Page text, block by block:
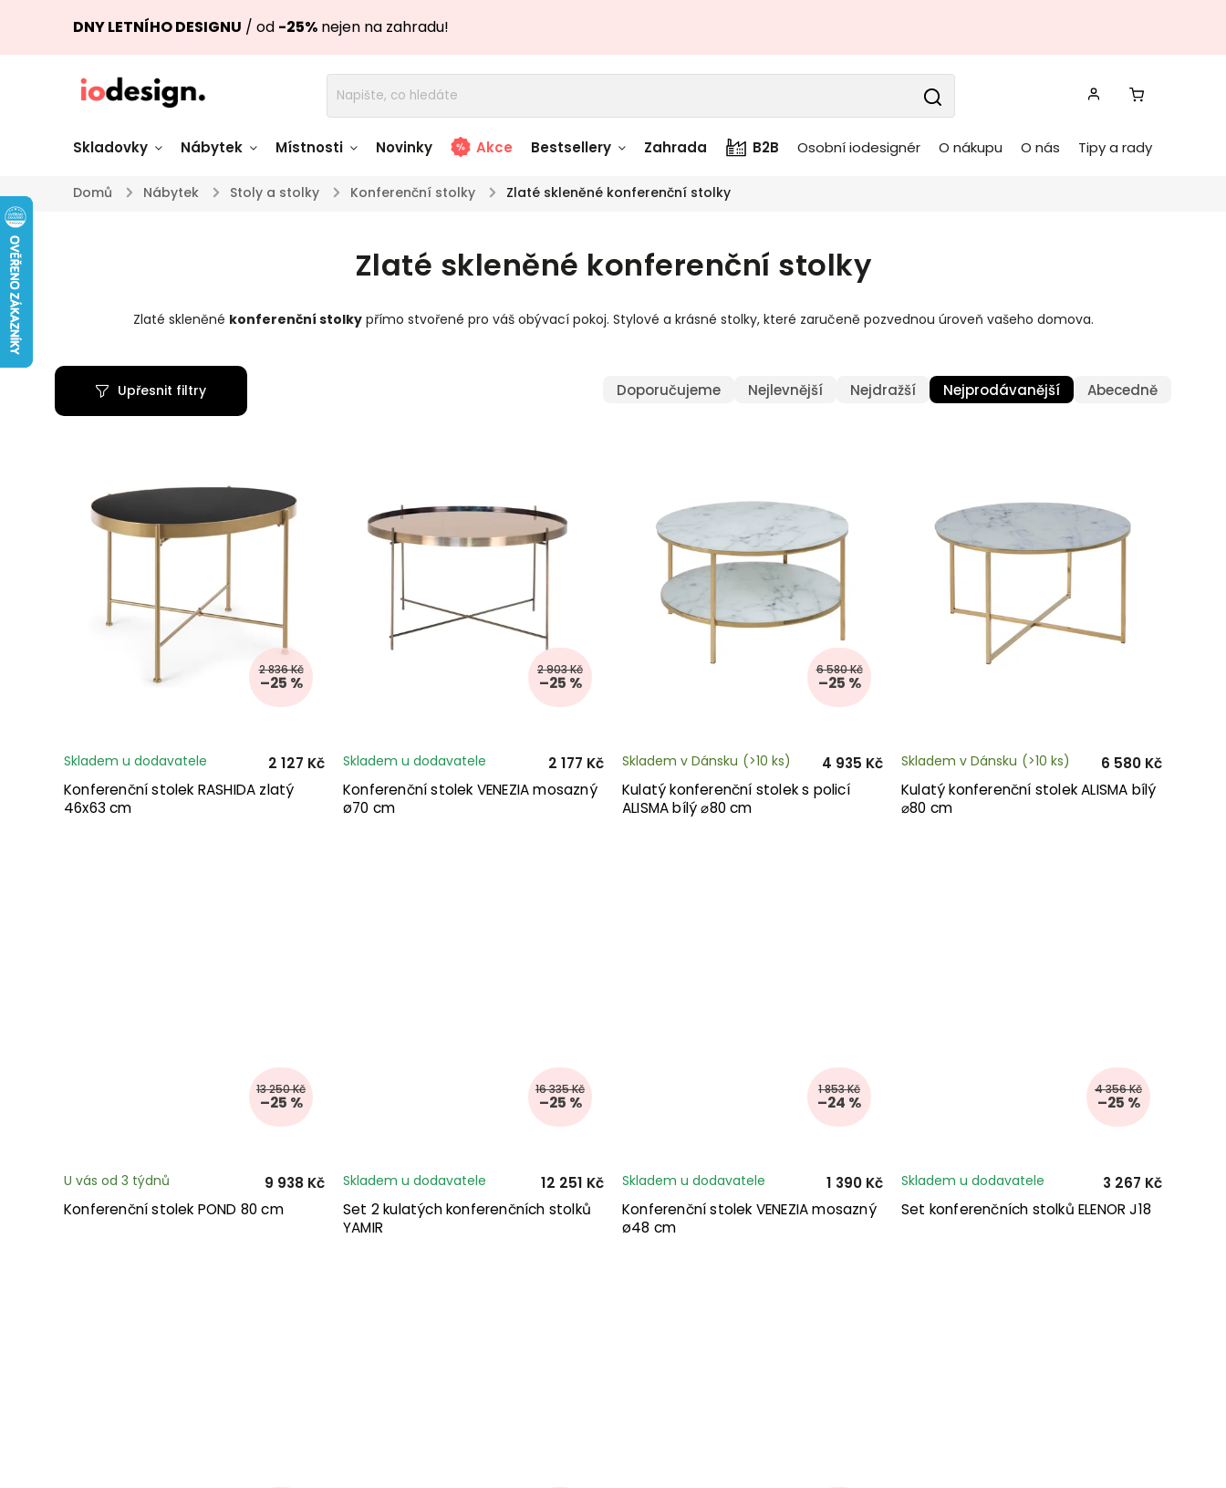
DNY LETNÍHO DESIGNU / od -25% nejen na zahradu!
Skladovky
Židle skladem
Úložné prostory
skladem
Zahradní nábytek
skladem
Doplňky a
Textílie skladem
Nádobí skladem
Nábytek Místnosti Novinky Akce Bestsellery Zahrada B2B Osobní iodesignér O nákupu O nás Tipy a rady
Domů / Nábytek / Stoly a stolky / Konferenční stolky / Zlaté skleněné konferenční stolky
Zlaté skleněné konferenční stolky
Zlaté skleněné konferenční stolkypřímo stvořené pro váš obývací pokoj. Stylové a krásné stolky, které zaručeně pozvednou úroveň vašeho domova.
Doporučujeme Nejlevnější Nejdražší Nejprodávanější Abecedně
Upřesnit filtry
2 836 Kč
–25 %
Konferenční stolek RASHIDA zlatý
46x63 cm
Skladem u dodavatele 2 127 Kč
2 903 Kč
–25 %
Konferenční stolek VENEZIA mosazný
ø70 cm
Skladem u dodavatele 2 177 Kč
6 580 Kč
–25 %
Kulatý konferenční stolek s policí
ALISMA bílý ⌀80 cm
Skladem v Dánsku (>10 ks)
4 935 Kč
Kulatý konferenční stolek ALISMA bílý
⌀80 cm
Skladem v Dánsku (>10 ks) 6 580 Kč
13 250 Kč
–25 %
Konferenční stolek POND 80 cm
U vás od 3 týdnů 9 938 Kč
16 335 Kč
–25 %
Set 2 kulatých konferenčních stolků
YAMIR
Skladem u dodavatele 12 251 Kč
1 853 Kč
–24 %
Konferenční stolek VENEZIA mosazný
ø48 cm
Skladem u dodavatele 1 390 Kč
4 356 Kč
–25 %
Set konferenčních stolků ELENOR J18
Skladem u dodavatele 3 267 Kč